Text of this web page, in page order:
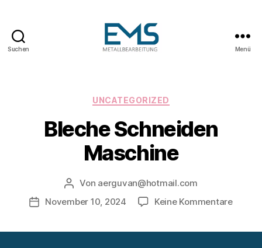
Suchen Menü
Kategorien
UNCATEGORIZED
Bleche Schneiden
Maschine
Beitragsautor
Von aerguvan@hotmail.com
Veröffentlichungsdatum
November 10, 2024 Keine Kommentarezu